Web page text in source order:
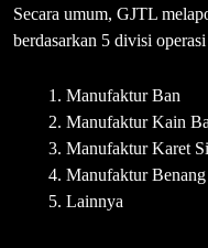
Secara umum, GJTL
berdasarkan 5 divisi operasi
Manufaktur Ban
Manufaktur Kain
Manufaktur Karet
Manufaktur
Lainnya